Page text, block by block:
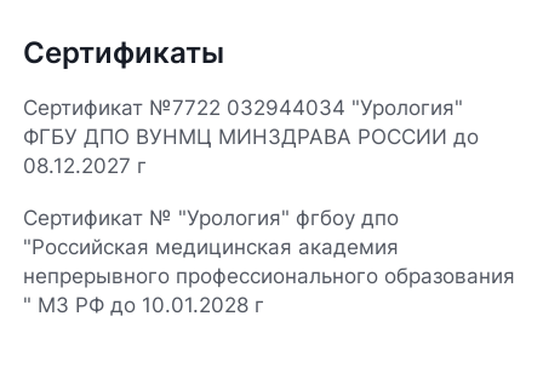
Сертификаты
Сертификат №7722 032944034 "Урология"
ФГБУ ДПО ВУНМЦ МИНЗДРАВА РОССИИ до
08.12.2027 г
Сертификат № "Урология" фгбоу дпо
"Российская медицинская академия
непрерывного профессионального образования
" МЗ РФ до 10.01.2028 г